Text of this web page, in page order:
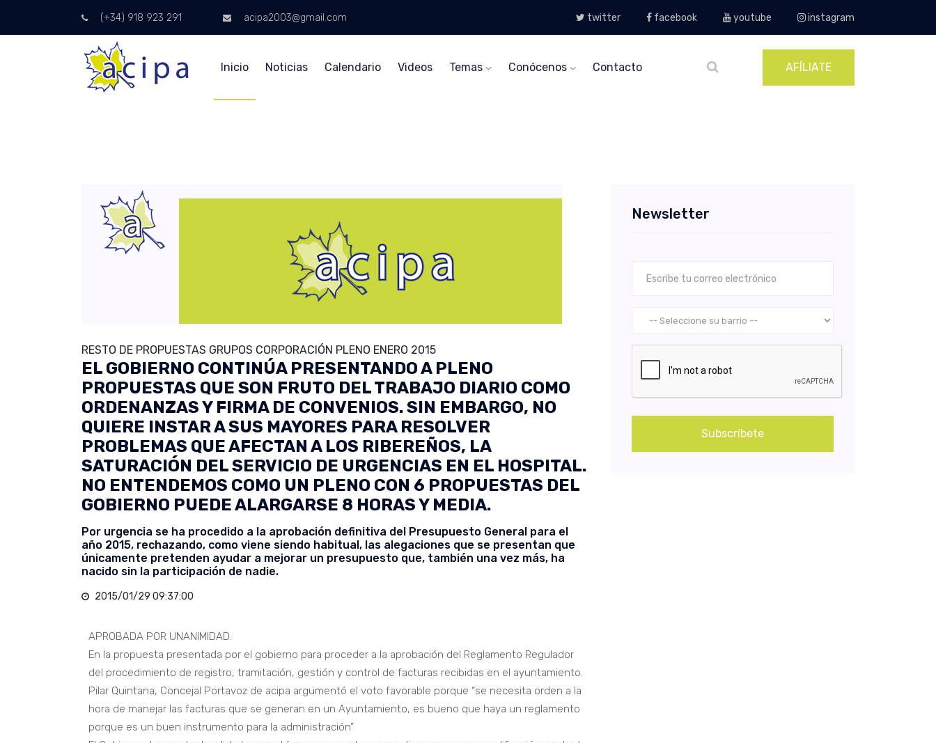
(+34) 918 923 291 acipa2003@gmail.com twitter facebook youtube instagram
Inicio Noticias Calendario Videos Temas Conócenos Contacto AFÍLIATE
RESTO DE PROPUESTAS GRUPOS CORPORACIÓN PLENO ENERO 2015
EL GOBIERNO CONTINÚA PRESENTANDO A PLENO
PROPUESTAS QUE SON FRUTO DEL TRABAJO DIARIO COMO
ORDENANZAS Y FIRMA DE CONVENIOS. SIN EMBARGO, NO
QUIERE INSTAR A SUS MAYORES PARA RESOLVER
PROBLEMAS QUE AFECTAN A LOS RIBEREÑOS, LA
SATURACIÓN DEL SERVICIO DE URGENCIAS EN EL HOSPITAL.
NO ENTENDEMOS COMO UN PLENO CON 6 PROPUESTAS DEL
GOBIERNO PUEDE ALARGARSE 8 HORAS Y MEDIA.
Por urgencia se ha procedido a la aprobación definitiva del Presupuesto General para el
año 2015, rechazando, como viene siendo habitual, las alegaciones que se presentan que
únicamente pretenden ayudar a mejorar un presupuesto que, también una vez más, ha
nacido sin la participación de nadie.
2015/01/29 09:37:00
APROBADA POR UNANIMIDAD.
En la propuesta presentada por el gobierno para proceder a la aprobación del Reglamento Regulador
del procedimiento de registro, tramitación, gestión y control de facturas recibidas en el ayuntamiento.
Pilar Quintana, Concejal Portavoz de acipa argumentó el voto favorable porque “se necesita orden a la
hora de manejar las facturas que se generan en un Ayuntamiento, es bueno que haya un reglamento
porque es un buen instrumento para la administración”
Newsletter
Subscríbete